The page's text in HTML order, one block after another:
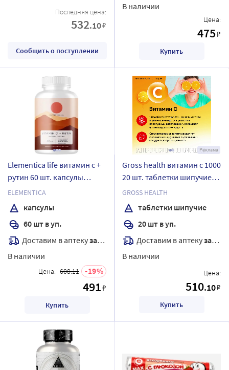
Последняя цена:
532.10₽
Сообщить о поступлении
В наличии
Цена:
475₽
Купить
Elementica life витамин с +
рутин 60 шт. капсулы
массой 620 мг
ELEMENTICA
капсулы
60 шт в уп.
Доставим в аптекузавтра
В наличии
Цена: 608.11 19
491₽
Купить
Реклама
Gross health витамин с 1000
20 шт. таблетки шипучие
массой 3,5 г
GROSS HEALTH
таблетки шипучие
20 шт в уп.
Доставим в аптекузавтра
В наличии
Цена:
510.10₽
Купить